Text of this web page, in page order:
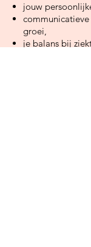
jouw
groei,
je balans bij